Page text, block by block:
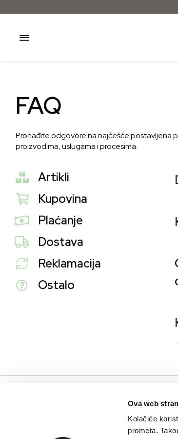
Ova web
Kolačiće
prometa.
FAQ
Pronađite odgovore na najčešće postavljena
proizvodima, uslugama i procesima.
Artikli
Kupovina
Plaćanje
Dostava
Reklamacija
Ostalo